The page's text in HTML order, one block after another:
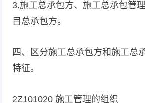
3.施工总承包方、施工总承包管
目总承包方。
四、区分施工总承包方和施工总
特征。
2Z101020 施工管理的组织